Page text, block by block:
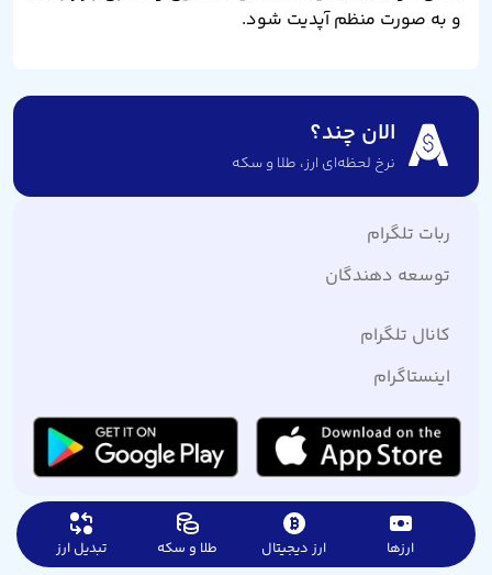
ارزها ارز دیجیتال طلا و سکه تبدیل ارز
و به صورت منظم آپدیت شود.
الان چند؟
نرخ لحظه‌ای ارز،‌ طلا و سکه
ربات تلگرام
توسعه دهندگان
کانال تلگرام
اینستاگرام